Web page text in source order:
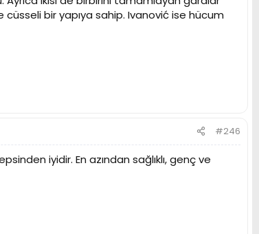
bir yapıya sahip. Ivanović ise hücum
#246
iyidir. En azından sağlıklı, genç ve